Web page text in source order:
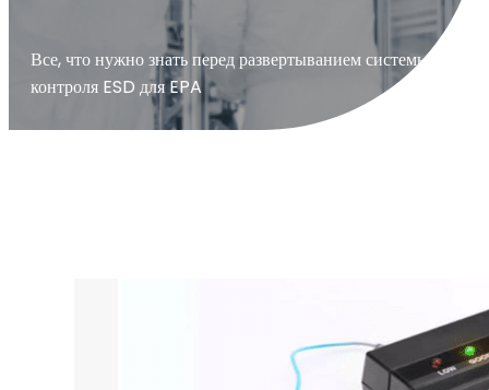
Все, что нужно знать перед развертыванием системы
контроля ESD для EPA